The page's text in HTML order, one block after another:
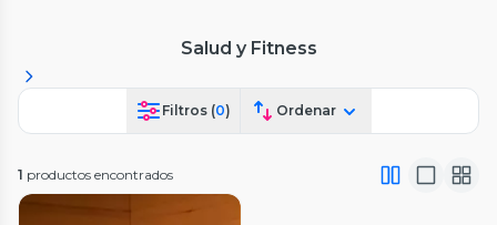
Salud y Fitness
Filtros (0) Ordenar
1 productos encontrados